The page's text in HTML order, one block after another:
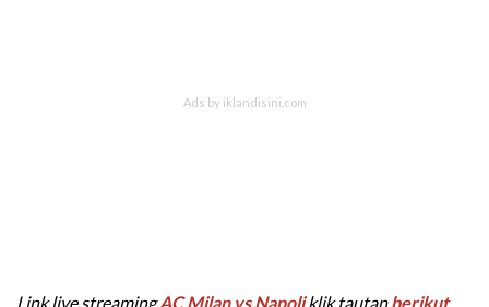
Link live streamingAC Milan vs Napoliklik tautanberikut